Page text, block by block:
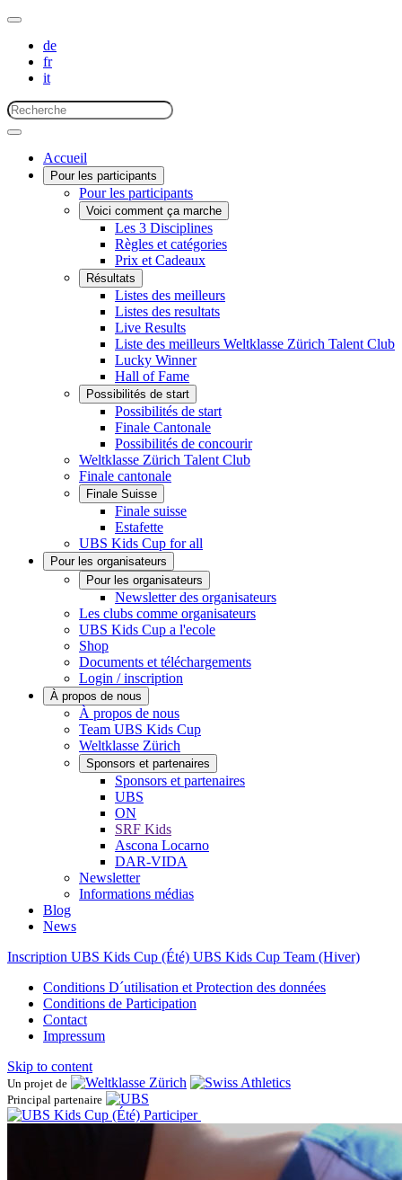
de
fr
it
Accueil
Pour les participants
Pour les participants
Voici comment ça marche
Les 3 Disciplines
Règles et catégories
Prix et Cadeaux
Résultats
Listes des meilleurs
Listes des resultats
Live Results
Liste des meilleurs Weltklasse Zürich Talent Club
Lucky Winner
Hall of Fame
Possibilités de start
Possibilités de start
Finale Cantonale
Possibilités de concourir
Weltklasse Zürich Talent Club
Finale cantonale
Finale Suisse
Finale suisse
Estafette
UBS Kids Cup for all
Pour les organisateurs
Pour les organisateurs
Newsletter des organisateurs
Les clubs comme organisateurs
UBS Kids Cup a l'ecole
Shop
Documents et téléchargements
Login / inscription
À propos de nous
À propos de nous
Team UBS Kids Cup
Weltklasse Zürich
Sponsors et partenaires
Sponsors et partenaires
UBS
ON
SRF Kids
Ascona ​Locarno
DAR-VIDA
Newsletter
Informations médias
Blog
News
Inscription UBS Kids Cup (Été) UBS Kids Cup Team (Hiver)
Conditions D´utilisation et Protection des données
Conditions de Participation
Contact
Impressum
Skip to content
Un projet de
Principal partenaire
Participer